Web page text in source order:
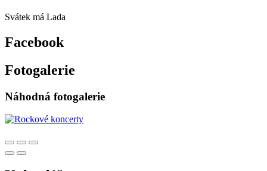
Svátek má Lada
Facebook
Fotogalerie
Náhodná fotogalerie